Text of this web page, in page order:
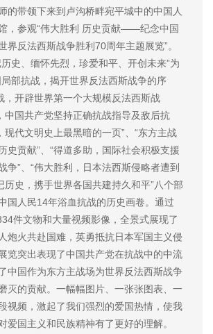
的带领下来到卢沟桥畔宛平城中的中国人
，参观“伟大胜利 历史贡献——纪念中国
界反法西斯战争胜利70周年主题展览”。
、缅怀先烈，珍爱和平、开创未来”为
部抗战，揭开世界反法西斯战争的序
，开辟世界第一个大规模反法西斯战
中国共产党坚持正确抗战指导及敌后抗
现代文明史上最黑暗的一页”、“东方主战
史贡献”、“得道多助，国际社会积极支援
争”、“伟大胜利，日本法西斯侵略者遭到
历史，携手世界各国共建持久和平”八个部
国人民14年浴血抗战的历史画卷。通过
件文物和大量视频影像，全景式展现了
炮火共赴国难，英勇抵抗日本军国主义侵
览突出表现了中国共产党在抗战中的中流
中国作为东方主战场为世界反法西斯战争
灭的贡献。一幅幅图片、一张张图表、一
视频，激起了我们强烈的爱国热情，使我
爱国主义和民族精神有了更好的理解。